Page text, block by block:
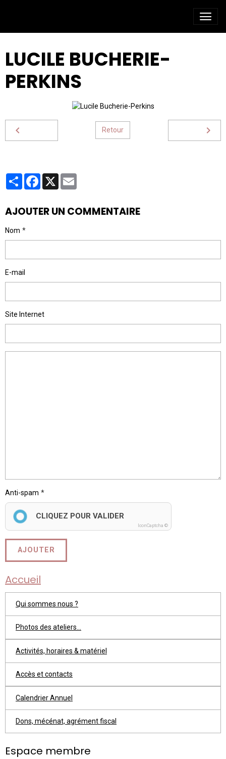
LUCILE BUCHERIE-
PERKINS
Retour
PartagerFacebook
X
AJOUTER UN COMMENTAIRE
Nom
E-mail
Site Internet
Anti-spam
CLIQUEZ POUR VALIDER
IconCaptcha ©
AJOUTER
Accueil
Qui sommes nous ?
Photos des ateliers...
Activités, horaires & matériel
Accès et contacts
Calendrier Annuel
Dons, mécénat, agrément fiscal
Espace membre